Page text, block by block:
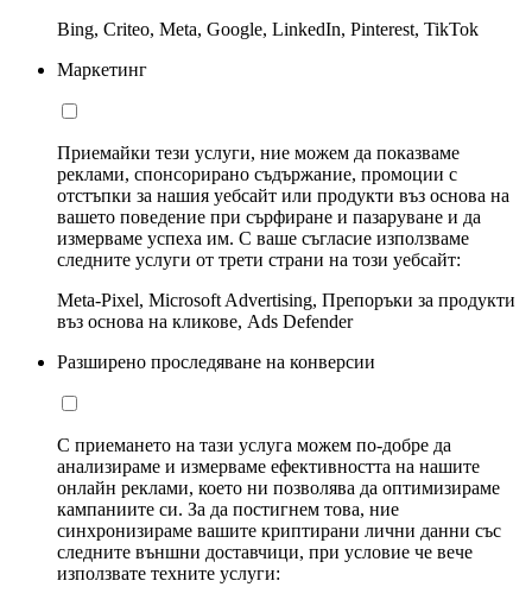
Bing, Criteo, Meta, Google, LinkedIn, Pinterest, TikTok
Маркетинг
Приемайки тези услуги, ние можем да показваме
реклами, спонсорирано съдържание, промоции с
отстъпки за нашия уебсайт или продукти въз основа на
вашето поведение при сърфиране и пазаруване и да
измерваме успеха им. С ваше съгласие използваме
следните услуги от трети страни на този уебсайт:
Meta-Pixel, Microsoft Advertising, Препоръки за продукти
въз основа на кликове, Ads Defender
Разширено проследяване на конверсии
С приемането на тази услуга можем по-добре да
анализираме и измерваме ефективността на нашите
онлайн реклами, което ни позволява да оптимизираме
кампаниите си. За да постигнем това, ние
синхронизираме вашите криптирани лични данни със
следните външни доставчици, при условие че вече
използвате техните услуги: